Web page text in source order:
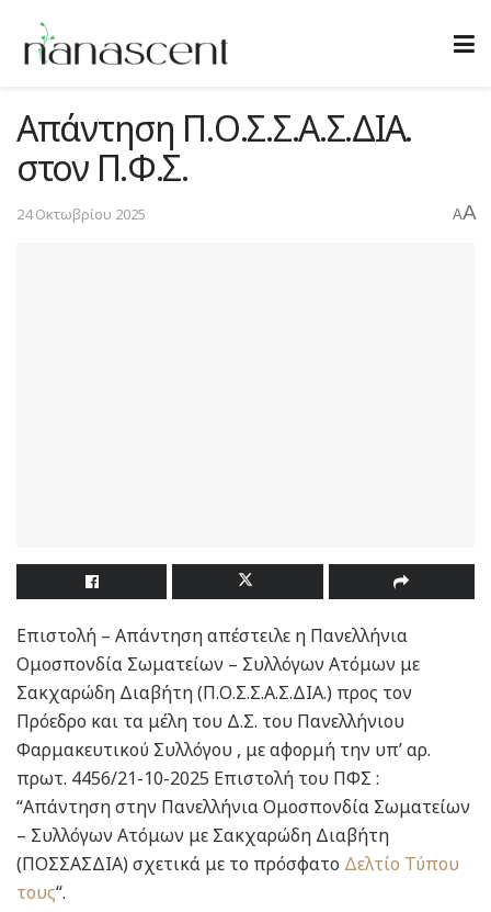
Απάντηση Π.Ο.Σ.Σ.Α.Σ.ΔΙΑ.
στον Π.Φ.Σ.
24 Οκτωβρίου 2025 AA
Επιστολή – Απάντηση απέστειλε η Πανελλήνια
Ομοσπονδία Σωματείων – Συλλόγων Ατόμων με
Σακχαρώδη Διαβήτη (Π.Ο.Σ.Σ.Α.Σ.ΔΙΑ.) προς τον
Πρόεδρο και τα μέλη του Δ.Σ. του Πανελλήνιου
Φαρμακευτικού Συλλόγου , με αφορμή την υπ’ αρ.
πρωτ. 4456/21-10-2025 Επιστολή του ΠΦΣ :
“Απάντηση στην Πανελλήνια Ομοσπονδία Σωματείων
– Συλλόγων Ατόμων με Σακχαρώδη Διαβήτη
(ΠΟΣΣΑΣΔΙΑ) σχετικά με το πρόσφατο Δελτίο Τύπου
τους“.